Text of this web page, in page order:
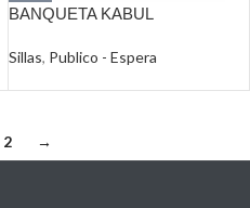
BANQUETA KABUL
Sillas, Publico - Espera
2 →